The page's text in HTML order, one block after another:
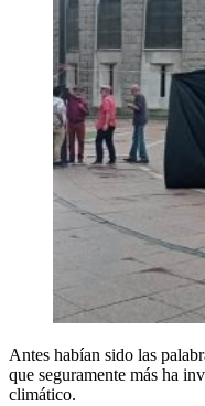
Antes habían sido las
que seguramente más ha
climático.